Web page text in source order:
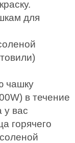
для
чашку
в течение
у вас
горячего